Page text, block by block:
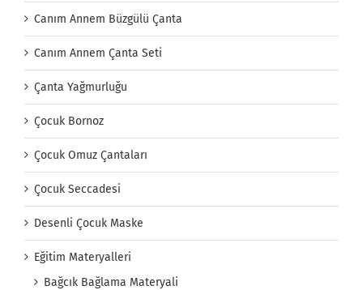
Canım Annem Büzgülü Çanta
Canım Annem Çanta Seti
Çanta Yağmurluğu
Çocuk Bornoz
Çocuk Omuz Çantaları
Çocuk Seccadesi
Desenli Çocuk Maske
Eğitim Materyalleri
Bağcık Bağlama Materyali